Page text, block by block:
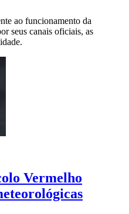
ao funcionamento da
seus canais oficiais, as
Vermelho